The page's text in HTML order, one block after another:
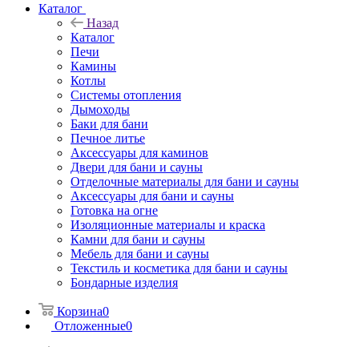
Каталог
Назад
Каталог
Печи
Камины
Котлы
Системы отопления
Дымоходы
Баки для бани
Печное литье
Аксессуары для каминов
Двери для бани и сауны
Отделочные материалы для бани и сауны
Аксессуары для бани и сауны
Готовка на огне
Изоляционные материалы и краска
Камни для бани и сауны
Мебель для бани и сауны
Текстиль и косметика для бани и сауны
Бондарные изделия
Корзина0
Отложенные0